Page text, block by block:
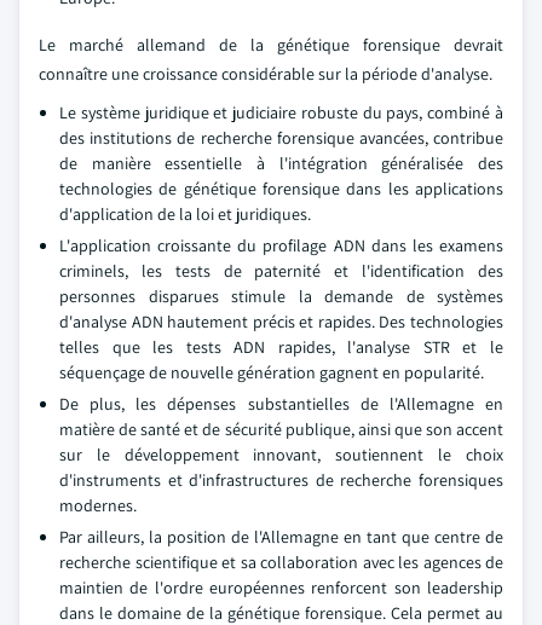
Le marché allemand de la génétique forensique devrait
connaître une croissance considérable sur la période d'analyse.
Le système juridique et judiciaire robuste du pays, combiné à
des institutions de recherche forensique avancées, contribue
de manière essentielle à l'intégration généralisée des
technologies de génétique forensique dans les applications
d'application de la loi et juridiques.
L'application croissante du profilage ADN dans les examens
criminels, les tests de paternité et l'identification des
personnes disparues stimule la demande de systèmes
d'analyse ADN hautement précis et rapides. Des technologies
telles que les tests ADN rapides, l'analyse STR et le
séquençage de nouvelle génération gagnent en popularité.
De plus, les dépenses substantielles de l'Allemagne en
matière de santé et de sécurité publique, ainsi que son accent
sur le développement innovant, soutiennent le choix
d'instruments et d'infrastructures de recherche forensiques
modernes.
Par ailleurs, la position de l'Allemagne en tant que centre de
recherche scientifique et sa collaboration avec les agences de
maintien de l'ordre européennes renforcent son leadership
dans le domaine de la génétique forensique. Cela permet au